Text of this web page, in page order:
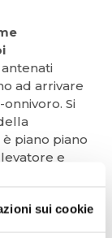
sui cookie
ad arrivare
Si
è piano piano
e
diventa in
alcuno